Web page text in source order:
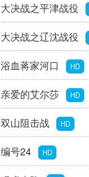
大决战之平津战役
大决战之辽沈战役
浴血蒋家河口 HD
亲爱的艾尔莎 HD
双山阻击战 HD
编号24 HD